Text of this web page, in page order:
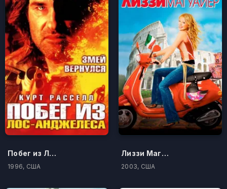
Побег из Лос-Анджелеса
1996, США
Лиззи Магуайр
2003, США